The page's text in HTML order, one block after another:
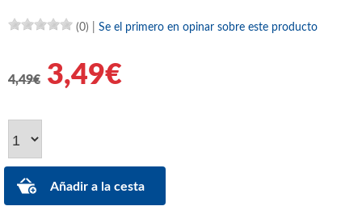
(0) Se el primero en opinar sobre este producto
4,49€ 3,49€